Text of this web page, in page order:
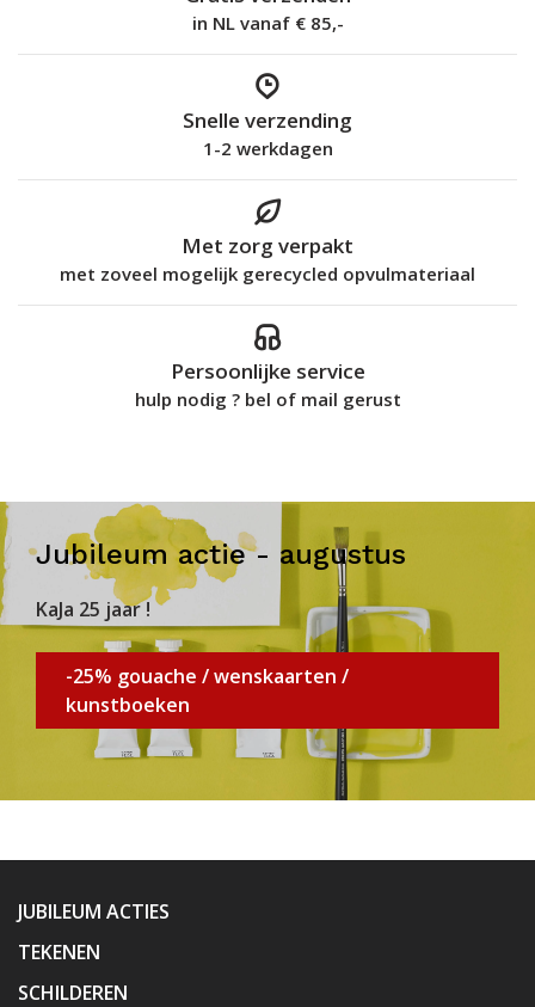
in NL vanaf € 85,-
Snelle verzending
1-2 werkdagen
Met zorg verpakt
met zoveel mogelijk gerecycled opvulmateriaal
Persoonlijke service
hulp nodig ? bel of mail gerust
Jubileum actie - augustus
KaJa 25 jaar !
-25% gouache / wenskaarten /
kunstboeken
JUBILEUM ACTIES
TEKENEN
SCHILDEREN